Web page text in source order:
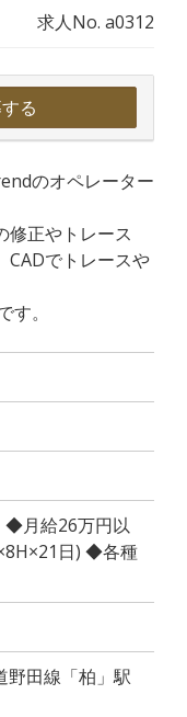
求人No. a0312
る
のオペレーター
正やトレース
でトレースや
。
月給26万円以
日) ◆各種
野田線「柏」駅